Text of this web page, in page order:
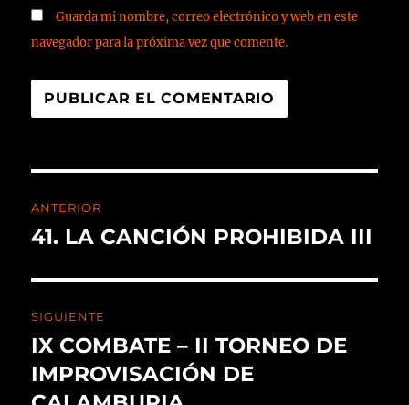
Guarda mi nombre, correo electrónico y web en este
navegador para la próxima vez que comente.
ANTERIOR
41. LA CANCIÓN PROHIBIDA III
SIGUIENTE
IX COMBATE – II TORNEO DE
IMPROVISACIÓN DE